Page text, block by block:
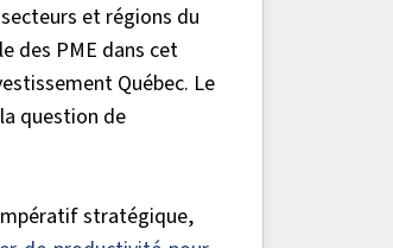
et régions du
des PME dans cet
Québec. Le
question de
stratégique,